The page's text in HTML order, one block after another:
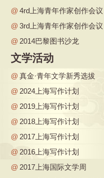
@ 4rd上海青年作家创作会议
@ 3rd上海青年作家创作会议
@ 2014巴黎图书沙龙
文学活动
@ 真金·青年文学新秀选拔
@ 2024上海写作计划
@ 2019上海写作计划
@ 2018上海写作计划
@ 2017上海写作计划
@ 2016上海写作计划
@ 2017上海国际文学周